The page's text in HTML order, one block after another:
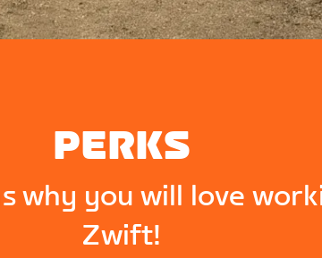
PERKS
why you will love
Zwift!